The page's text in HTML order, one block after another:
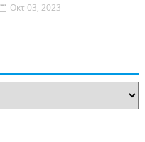
Οκτ 03, 2023